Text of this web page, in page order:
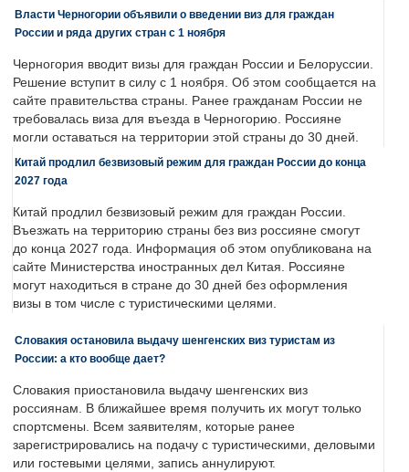
Власти Черногории объявили о введении виз для граждан
России и ряда других стран с 1 ноября
Черногория вводит визы для граждан России и Белоруссии.
Решение вступит в силу с 1 ноября. Об этом сообщается на
сайте правительства страны. Ранее гражданам России не
требовалась виза для въезда в Черногорию. Россияне
могли оставаться на территории этой страны до 30 дней.
Китай продлил безвизовый режим для граждан России до конца
2027 года
Китай продлил безвизовый режим для граждан России.
Въезжать на территорию страны без виз россияне смогут
до конца 2027 года. Информация об этом опубликована на
сайте Министерства иностранных дел Китая. Россияне
могут находиться в стране до 30 дней без оформления
визы в том числе с туристическими целями.
Словакия остановила выдачу шенгенских виз туристам из
России: а кто вообще дает?
Словакия приостановила выдачу шенгенских виз
россиянам. В ближайшее время получить их могут только
спортсмены. Всем заявителям, которые ранее
зарегистрировались на подачу с туристическими, деловыми
или гостевыми целями, запись аннулируют.